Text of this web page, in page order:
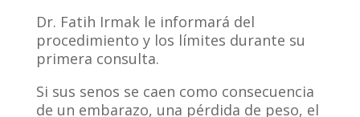
Dr. Fatih Irmak le informará del
procedimiento y los límites durante su
primera consulta.
Si sus senos se caen como consecuencia
de un embarazo, una pérdida de peso, el